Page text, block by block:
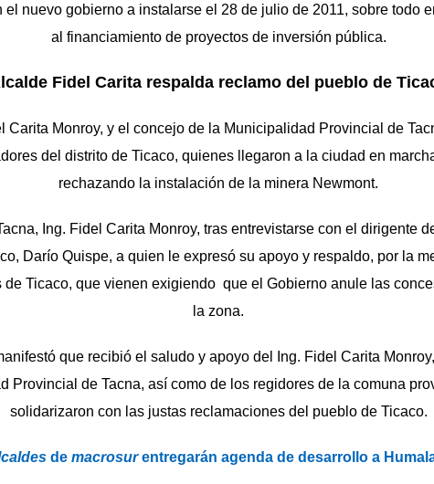
el nuevo gobierno a instalarse el 28 de julio de 2011, sobre todo
al financiamiento de proyectos de inversión pública.
Fidel Carita respalda reclamo del pueblo de
Carita Monroy, y el concejo de la Municipalidad Provincial de
del distrito de Ticaco, quienes llegaron a la ciudad en
rechazando la instalación de la minera Newmont.
Ing. Fidel Carita Monroy, tras entrevistarse con el dirigente
Darío Quispe, a quien le expresó su apoyo y respaldo, por la
de Ticaco, que vienen exigiendo que el Gobierno anule las
la zona.
que recibió el saludo y apoyo del Ing. Fidel Carita
Provincial de Tacna, así como de los regidores de la comuna
solidarizaron con las justas reclamaciones del pueblo de Ticaco.
de macrosurentregarán agenda de desarrollo a